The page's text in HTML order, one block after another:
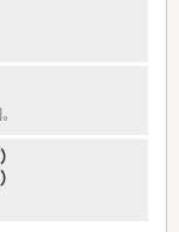
て医療機関のご協力
。
開中です。今後も
ざまな科目の店舗
ます。在宅専任薬